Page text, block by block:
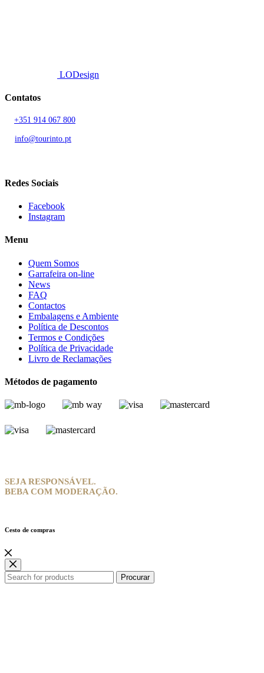
LODesign
Contatos
+351 914 067 800
info@tourinto.pt
Redes Sociais
Facebook
Instagram
Menu
Quem Somos
Garrafeira on-line
News
FAQ
Contactos
Embalagens e Ambiente
Política de Descontos
Termos e Condições
Política de Privacidade
Livro de Reclamações
Métodos de pagamento
SEJA RESPONSÁVEL.
BEBA COM MODERAÇÃO.
Cesto de compras
Procurar